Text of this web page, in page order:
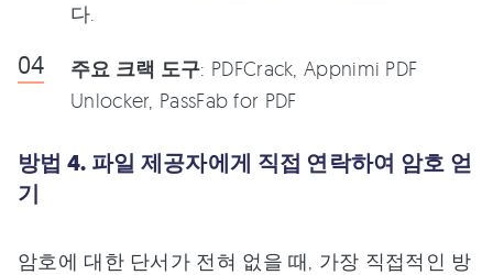
다.
주요 크랙 도구: PDFCrack, Appnimi PDF
Unlocker, PassFab for PDF
방법 4. 파일 제공자에게 직접 연락하여 암호 얻
기
암호에 대한 단서가 전혀 없을 때, 가장 직접적인 방